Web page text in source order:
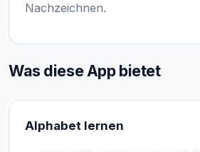
Nachzeichnen.
Was diese App bietet
Alphabet lernen